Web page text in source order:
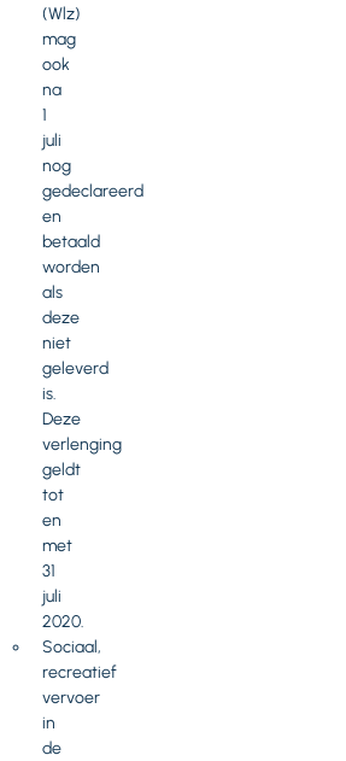
(Wlz)
mag
ook
na
1
juli
nog
gedeclareerd
en
betaald
worden
als
deze
niet
geleverd
is.
Deze
verlenging
geldt
tot
en
met
31
juli
2020.
Sociaal,
recreatief
vervoer
in
de